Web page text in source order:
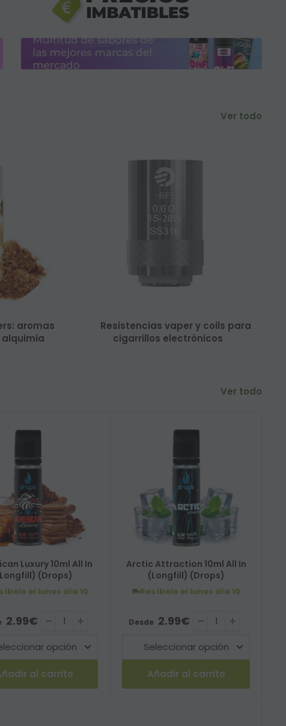
Ver todo
aromas
Resistencias vaper y coils para
cigarrillos electrónicos
Ver todo
Luxury 10ml All In
(Drops)
el lunes día 10
de venta
2.99€
al carrito
Arctic Attraction 10ml All In
(Longfill) (Drops)
Recíbelo el lunes día 10
Precio de venta
Desde 2.99€
Añadir al carrito